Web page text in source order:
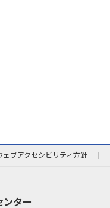
ェブアクセシビリティ方針
ンター